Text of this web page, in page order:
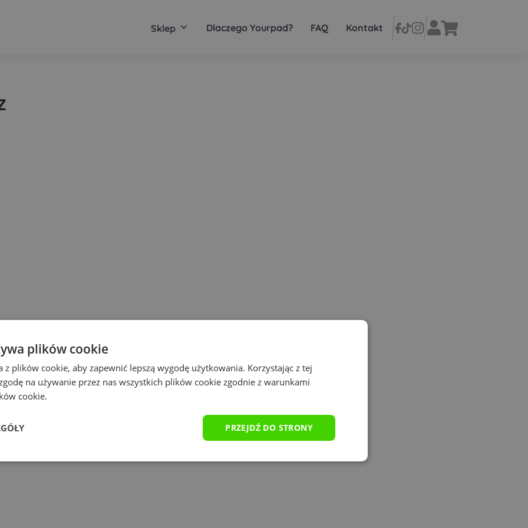
Sklep Dlaczego Yourpad? FAQ Kontakt
plików cookie
z plików cookie, aby zapewnić lepszą wygodę użytkowania. Korzystając z tej
na używanie przez nas wszystkich plików cookie zgodnie z warunkami
cookie.
PRZEJDŹ DO STRONY